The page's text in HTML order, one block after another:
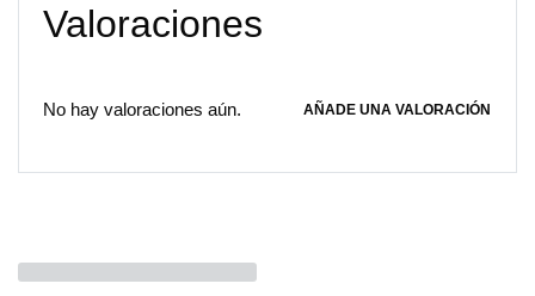
Valoraciones
No hay valoraciones aún. AÑADE UNA VALORACIÓN